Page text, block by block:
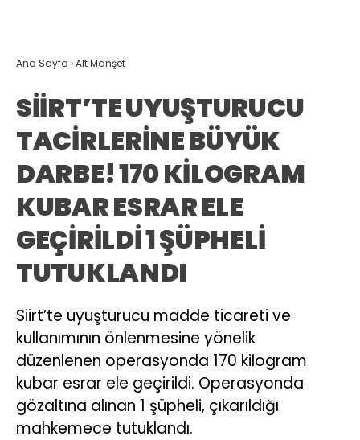
Ana Sayfa ›Alt Manşet
SİİRT’TE UYUŞTURUCU
TACİRLERİNE BÜYÜK
DARBE! 170 KİLOGRAM
KUBAR ESRAR ELE
GEÇİRİLDİ 1 ŞÜPHELİ
TUTUKLANDI
Siirt’te uyuşturucu madde ticareti ve
kullanımının önlenmesine yönelik
düzenlenen operasyonda 170 kilogram
kubar esrar ele geçirildi. Operasyonda
gözaltına alınan 1 şüpheli, çıkarıldığı
mahkemece tutuklandı.